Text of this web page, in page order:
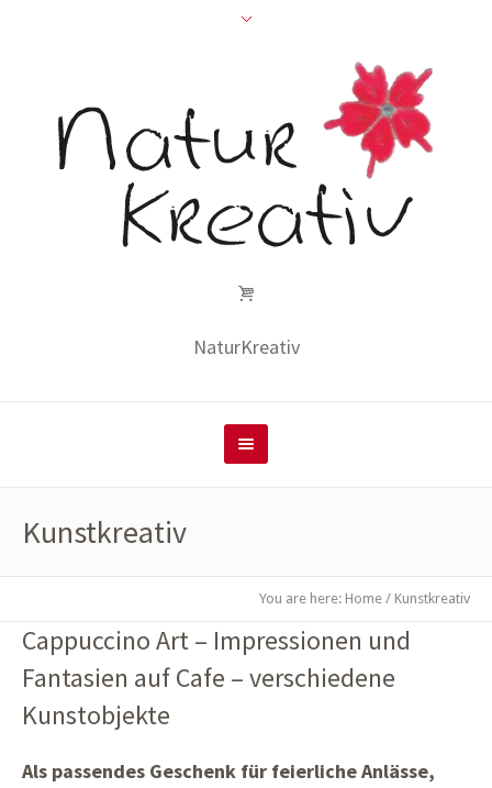
NaturKreativ
Kunstkreativ
You are here: Home / Kunstkreativ
Cappuccino Art – Impressionen und
Fantasien auf Cafe – verschiedene
Kunstobjekte
Als passendes Geschenk für feierliche Anlässe,